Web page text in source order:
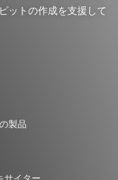
ットの作成を支援して
製品